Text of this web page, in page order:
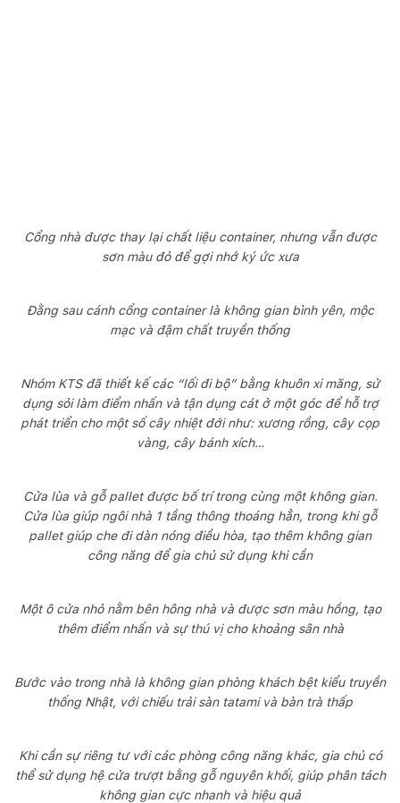
Cổng nhà được thay lại chất liệu container, nhưng vẫn được
sơn màu đỏ để gợi nhớ ký ức xưa
Đằng sau cánh cổng container là không gian bình yên, mộc
mạc và đậm chất truyền thống
Nhóm KTS đã thiết kế các “lối đi bộ” bằng khuôn xi măng, sử
dụng sỏi làm điểm nhấn và tận dụng cát ở một góc để hỗ trợ
phát triển cho một số cây nhiệt đới như: xương rồng, cây cọp
vàng, cây bánh xích…
Cửa lùa và gỗ pallet được bố trí trong cùng một không gian.
Cửa lùa giúp ngôi nhà 1 tầng thông thoáng hẳn, trong khi gỗ
pallet giúp che đi dàn nóng điều hòa, tạo thêm không gian
công năng để gia chủ sử dụng khi cần
Một ô cửa nhỏ nằm bên hông nhà và được sơn màu hồng, tạo
thêm điểm nhấn và sự thú vị cho khoảng sân nhà
Bước vào trong nhà là không gian phòng khách bệt kiểu truyền
thống Nhật, với chiếu trải sàn tatami và bàn trà thấp
Khi cần sự riêng tư với các phòng công năng khác, gia chủ có
thể sử dụng hệ cửa trượt bằng gỗ nguyên khối, giúp phân tách
không gian cực nhanh và hiệu quả